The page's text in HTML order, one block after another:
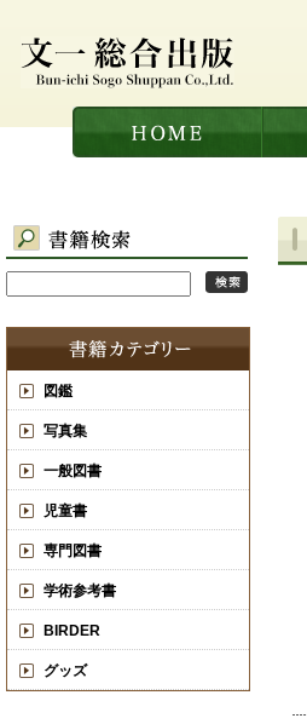
図鑑
写真集
一般図書
児童書
専門図書
学術参考書
BIRDER
グッズ